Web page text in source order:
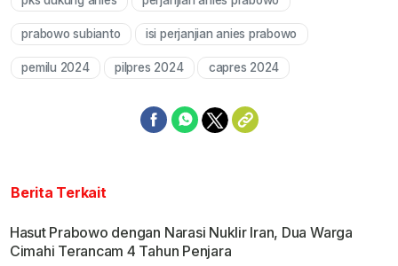
prabowo subianto isi perjanjian anies prabowo
pemilu 2024 pilpres 2024 capres 2024
Berita Terkait
Hasut Prabowo dengan Narasi Nuklir Iran, Dua Warga
Cimahi Terancam 4 Tahun Penjara